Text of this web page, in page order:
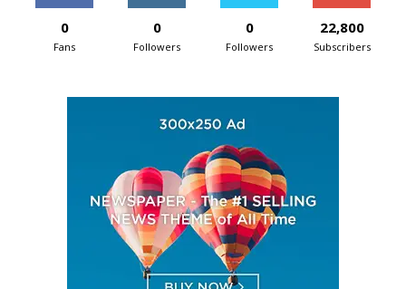
0
Fans
0
Followers
0
Followers
22,800
Subscribers